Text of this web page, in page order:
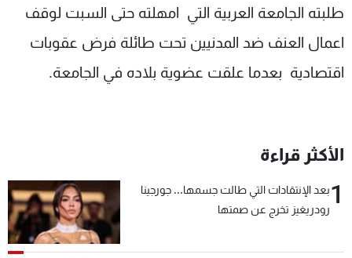
طلبته الجامعة العربية التي امهلته حتى السبت لوقف
اعمال العنف ضد المدنيين تحت طائلة فرض عقوبات
اقتصادية بعدما علقت عضوية بلاده في الجامعة.
الأكثر قراءة
1بعد الإنتقادات التي طالت جسمها... جورجينا
رودريغيز تخرج عن صمتها
الإنـتـاج
لاعلاناتكم
تواصل معنا
شروط الإسـتخدام
سياسة الخصوصية